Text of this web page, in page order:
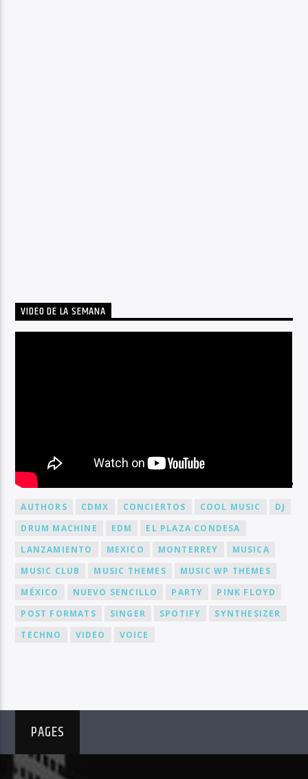
VIDEO DE LA SEMANA
BY TAG
AUTHORS CDMX CONCIERTOS COOL MUSIC
DJ
DRUM MACHINE
EDM
EL PLAZA CONDESA
LANZAMIENTO
MEXICO MONTERREY
MUSICA
MUSIC CLUB
MUSIC THEMES
MUSIC WP THEMES
MÉXICO
NUEVO SENCILLO PARTY
PINK FLOYD
POST FORMATS
SINGER SPOTIFY
SYNTHESIZER
TECHNO
VIDEO VOICE
PAGES